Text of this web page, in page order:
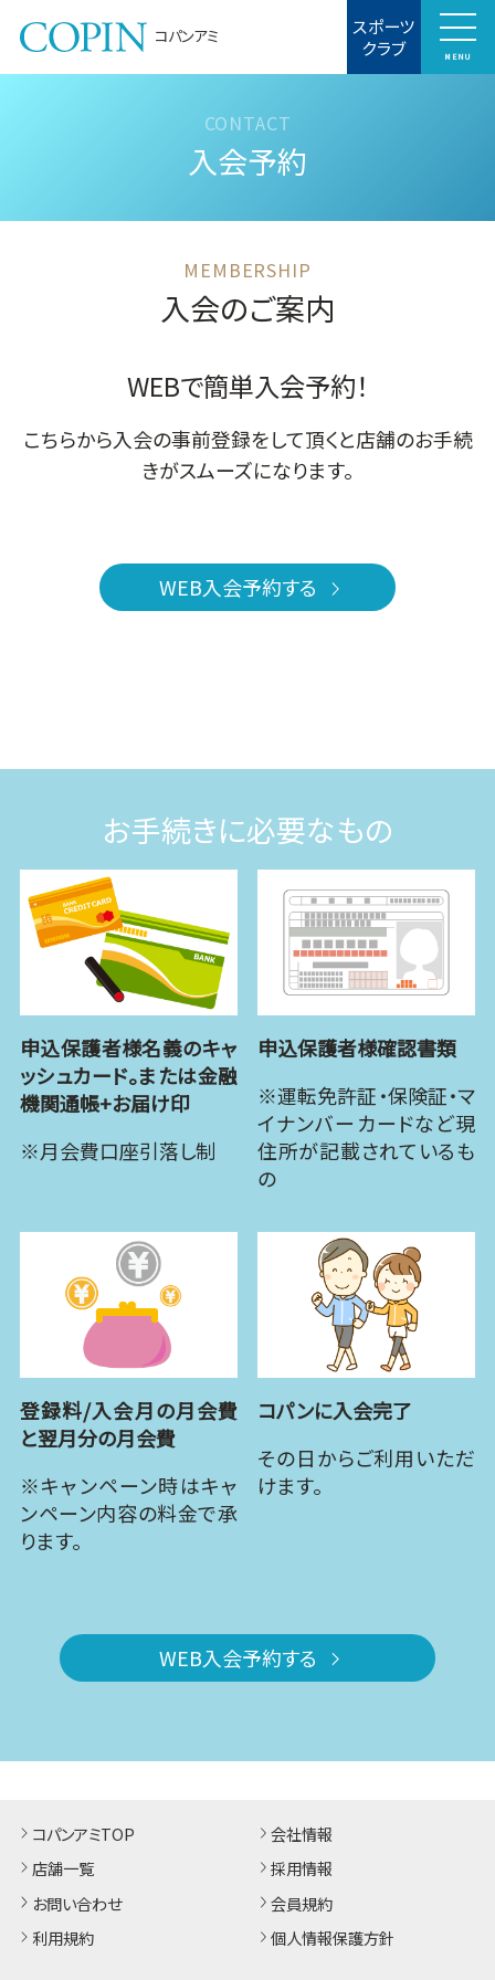
コパンアミ スポーツ
クラブ MENU
入会予約
入会のご案内
WEBで簡単入会予約！
こちらから入会の事前登録をして頂くと店舗のお手続
きがスムーズになります。
WEB入会予約する
お手続きに必要なもの
申込保護者様名義のキャ
ッシュカード。または金融
機関通帳+お届け印
※月会費口座引落し制
申込保護者様確認書類
※運転免許証・保険証・マ
イナンバーカードなど現
住所が記載されているも
の
登録料/入会月の月会費
と翌月分の月会費
※キャンペーン時はキャ
ンペーン内容の料金で承
ります。
コパンに入会完了
その日からご利用いただ
けます。
WEB入会予約する
コパンアミTOP
店舗一覧
お問い合わせ
利用規約
会社情報
採用情報
会員規約
個人情報保護方針